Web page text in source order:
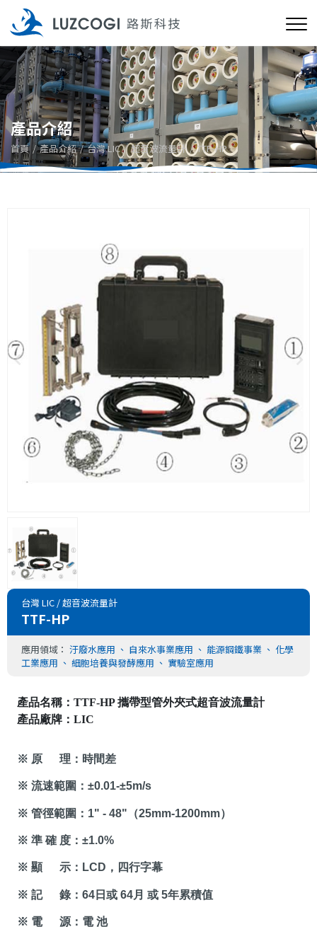
產品介紹
首頁 產品介紹 台灣 LIC 超音波流量計 TTF-HP
台灣 LIC /超音波流量計
TTF-HP
應用領域： 汙廢水應用 、 自來水事業應用 、 能源鋼鐵事業 、 化學
工業應用 、 細胞培養與發酵應用 、 實驗室應用
產品名稱：TTF-HP 攜帶型管外夾式超音波流量計
產品廠牌：LIC
※ 原 理：時間差
※ 流速範圍：±0.01-±5m/s
※ 管徑範圍： 1" - 48" （25mm-1200mm）
※ 準 確 度：±1.0%
※ 顯 示： LCD ，四行字幕
※ 記 錄：64 日或64月 或5年累積值
※ 電 源：電 池